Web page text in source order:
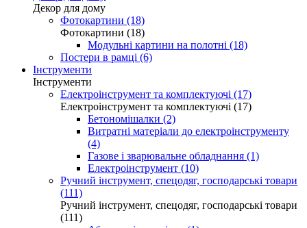
Декор для дому
Фотокартини (18)
Фотокартини (18)
Модульні картини на полотні (18)
Постери в рамці (6)
Інструменти
Інструменти
Електроінструмент та комплектуючі (17)
Електроінструмент та комплектуючі (17)
Бетономішалки (2)
Витратні матеріали до електроінструменту
(4)
Газове і зварювальне обладнання (1)
Електроінструмент (10)
Ручний інструмент, спецодяг, господарські товари
(111)
Ручний інструмент, спецодяг, господарські товари
(111)